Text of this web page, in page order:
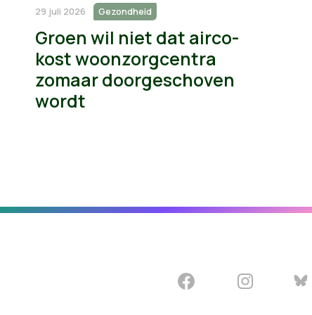
29 juli 2026 Gezondheid
Groen wil niet dat airco-
kost woonzorgcentra
zomaar doorgeschoven
wordt